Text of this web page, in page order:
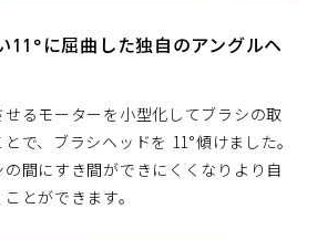
11°に屈曲した独自のアングルヘ
るモーターを小型化してブラシの取
で、ブラシヘッドを 11°傾けました。
間にすき間ができにくくなりより自
とができます。